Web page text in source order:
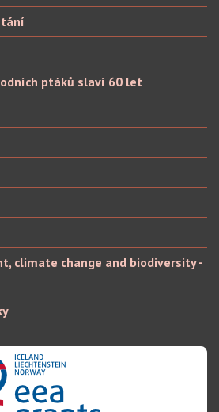
ptáků slaví 60 let
climate change and biodiversity -